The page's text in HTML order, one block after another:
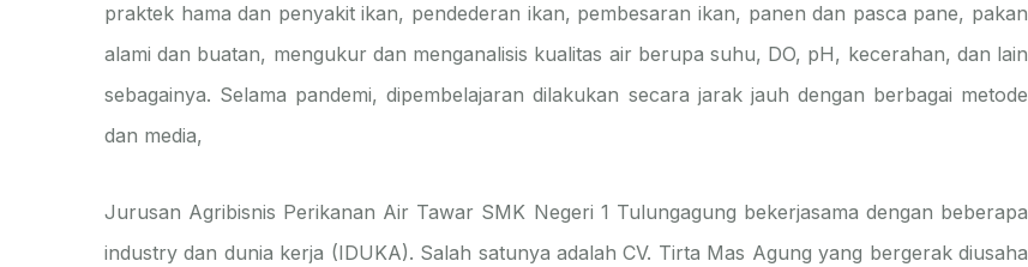
praktek hama dan penyakit ikan, pendederan ikan, pembesaran ikan, panen dan pasca pane, pakan
alami dan buatan, mengukur dan menganalisis kualitas air berupa suhu, DO, pH, kecerahan, dan lain
sebagainya. Selama pandemi, dipembelajaran dilakukan secara jarak jauh dengan berbagai metode
dan media,
Jurusan Agribisnis Perikanan Air Tawar SMK Negeri 1 Tulungagung bekerjasama dengan beberapa
industry dan dunia kerja (IDUKA). Salah satunya adalah CV. Tirta Mas Agung yang bergerak diusaha